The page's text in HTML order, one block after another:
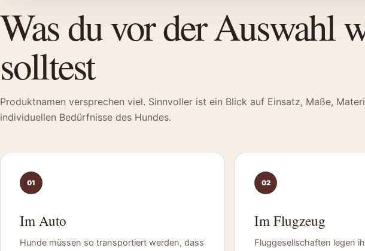
Was du vor der Auswahl
solltest
Produktnamen versprechen viel. Sinnvoller ist ein Blick auf Einsatz, Maße,
individuellen Bedürfnisse des Hundes.
01
Im Auto
Hunde müssen so transportiert werden, dass
02
Im Flugzeug
Fluggesellschaften legen